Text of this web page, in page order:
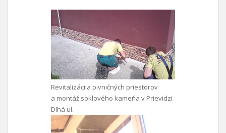
Revitalizáciia pivničných priestorov
a montáž soklového kameňa v Prievidzi
Dlhá ul.